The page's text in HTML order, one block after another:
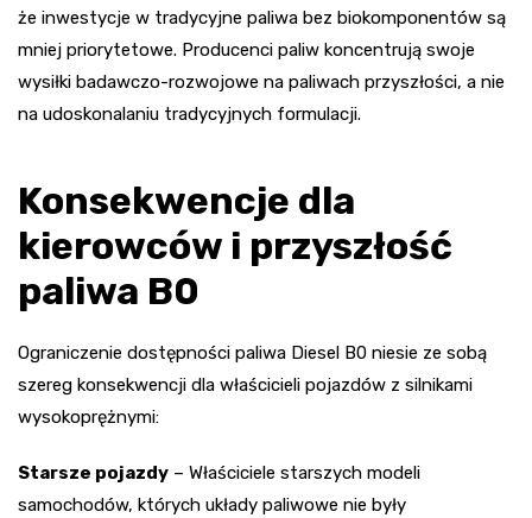
że inwestycje w tradycyjne paliwa bez biokomponentów są
mniej priorytetowe. Producenci paliw koncentrują swoje
wysiłki badawczo-rozwojowe na paliwach przyszłości, a nie
na udoskonalaniu tradycyjnych formulacji.
Konsekwencje dla
kierowców i przyszłość
paliwa B0
Ograniczenie dostępności paliwa Diesel B0 niesie ze sobą
szereg konsekwencji dla właścicieli pojazdów z silnikami
wysokoprężnymi:
Starsze pojazdy – Właściciele starszych modeli
samochodów, których układy paliwowe nie były